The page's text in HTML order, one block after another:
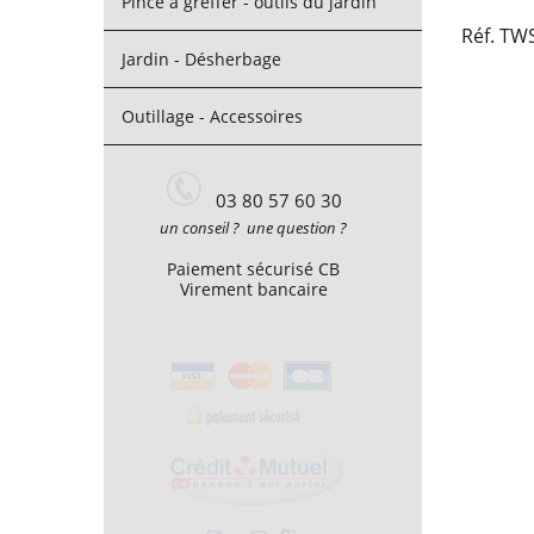
Jardin - Désherbage
Outillage - Accessoires
03 80 57 60 30
un conseil ? une question ?
Paiement sécurisé CB
Virement bancaire
Réf.